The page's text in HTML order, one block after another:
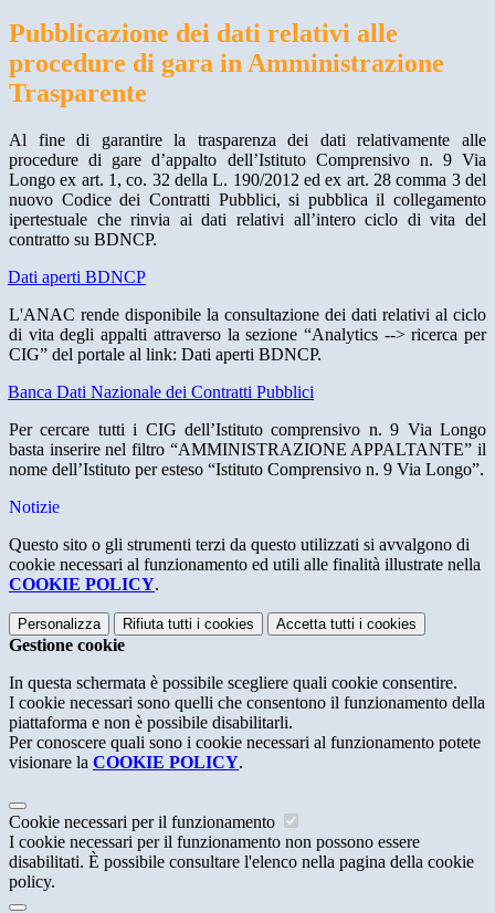
Pubblicazione dei dati relativi alle
procedure di gara in Amministrazione
Trasparente
Al fine di garantire la trasparenza dei dati relativamente alle
procedure di gare d’appalto dell’Istituto Comprensivo n. 9 Via
Longo ex art. 1, co. 32 della L. 190/2012 ed ex art. 28 comma 3 del
nuovo Codice dei Contratti Pubblici, si pubblica il collegamento
ipertestuale che rinvia ai dati relativi all’intero ciclo di vita del
contratto su BDNCP.
Dati aperti BDNCP
L'ANAC rende disponibile la consultazione dei dati relativi al ciclo
di vita degli appalti attraverso la sezione “Analytics --> ricerca per
CIG” del portale al link: Dati aperti BDNCP.
Banca Dati Nazionale dei Contratti Pubblici
Per cercare tutti i CIG dell’Istituto comprensivo n. 9 Via Longo
basta inserire nel filtro “AMMINISTRAZIONE APPALTANTE” il
nome dell’Istituto per esteso “Istituto Comprensivo n. 9 Via Longo”.
Notizie
Questo sito o gli strumenti terzi da questo utilizzati si avvalgono di
cookie necessari al funzionamento ed utili alle finalità illustrate nella
COOKIE POLICY.
Personalizza Rifiuta tutti i cookies Accetta tutti i cookies
Gestione cookie
In questa schermata è possibile scegliere quali cookie consentire.
I cookie necessari sono quelli che consentono il funzionamento della
piattaforma e non è possibile disabilitarli.
Per conoscere quali sono i cookie necessari al funzionamento potete
visionare la COOKIE POLICY.
Cookie necessari per il funzionamento
I cookie necessari per il funzionamento non possono essere
disabilitati. È possibile consultare l'elenco nella pagina della cookie
policy.